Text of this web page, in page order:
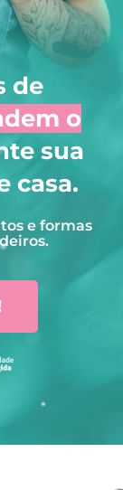
de
o
sua
casa.
e formas